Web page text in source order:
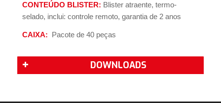
CONTEÚDO BLISTER: Blister atraente, termo-
selado, inclui: controle remoto, garantia de 2 anos
CAIXA: Pacote de 40 peças
DOWNLOADS